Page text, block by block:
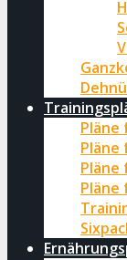
Pläne
Pläne
Pläne